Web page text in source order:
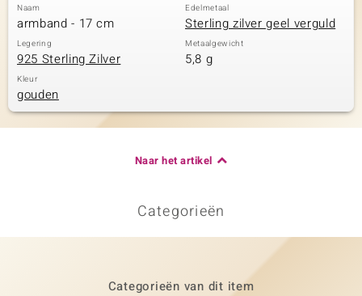
Naam
armband - 17 cm
Edelmetaal
Sterling zilver geel verguld
Legering
925 Sterling Zilver
Metaalgewicht
5,8 g
Kleur
gouden
Naar het artikel
Categorieën
Categorieën van dit item